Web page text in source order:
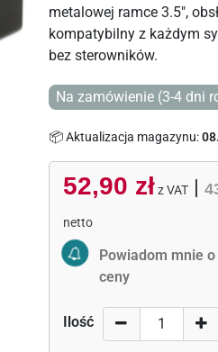
metalowej ramce 3.5",
kompatybilny z każdym
bez sterowników.
Na zamówienie (3-4 dni
📦 Aktualizacja magazynu:
52,90 zł z VAT|
netto
Activate Price Alert
Powiadom mnie
ceny
Ilość